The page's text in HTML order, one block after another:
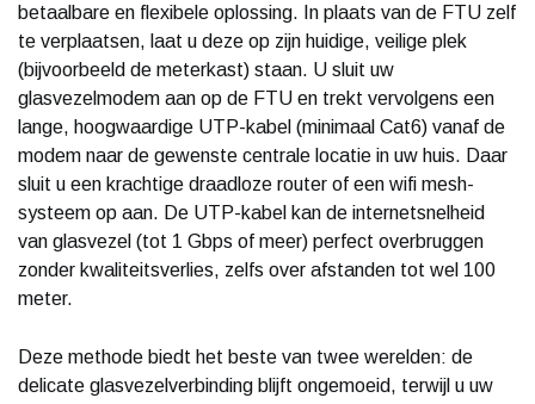
betaalbare en flexibele oplossing. In plaats van de FTU zelf
te verplaatsen, laat u deze op zijn huidige, veilige plek
(bijvoorbeeld de meterkast) staan. U sluit uw
glasvezelmodem aan op de FTU en trekt vervolgens een
lange, hoogwaardige UTP-kabel (minimaal Cat6) vanaf de
modem naar de gewenste centrale locatie in uw huis. Daar
sluit u een krachtige draadloze router of een wifi mesh-
systeem op aan. De UTP-kabel kan de internetsnelheid
van glasvezel (tot 1 Gbps of meer) perfect overbruggen
zonder kwaliteitsverlies, zelfs over afstanden tot wel 100
meter.
Deze methode biedt het beste van twee werelden: de
delicate glasvezelverbinding blijft ongemoeid, terwijl u uw